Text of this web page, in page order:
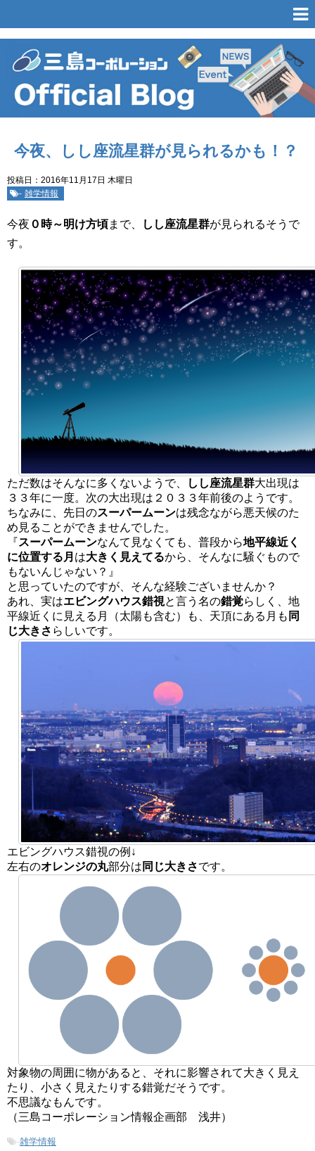
今夜、しし座流星群が見られるかも！？
投稿日：2016年11月17日 木曜日
- 雑学情報
今夜 ０時～明け方頃まで、 しし座流星群が見られるそうで
す。
ただ数はそんなに多くないようで、 しし座流星群大出現は
３３年に一度。次の大出現は２０３３年前後のようです。
ちなみに、先日のスーパームーンは残念ながら悪天候のた
め見ることができませんでした。
『スーパームーンなんて見なくても、普段から地平線近く
に位置する月 は大きく見えてるから、そんなに騒ぐもので
もないんじゃない？』
と思っていたのですが、そんな経験ございませんか？
あれ、実はエビングハウス錯視と言う名の錯覚らしく、地
平線近くに見える月（太陽も含む）も、天頂にある月も 同
じ大きさ らしいです。
エビングハウス錯視の例↓
左右のオレンジの丸部分は 同じ大きさです。
対象物の周囲に物があると、それに影響されて大きく見え
たり、小さく見えたりする錯覚だそうです。
不思議なもんです。
（三島コーポレーション情報企画部 浅井）
-雑学情報